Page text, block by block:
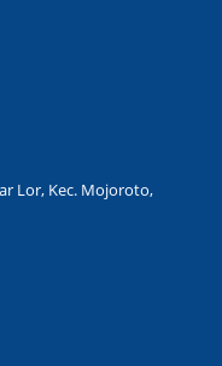
Lor, Kec. Mojoroto,